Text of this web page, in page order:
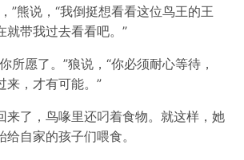
”熊说，“我倒挺想看看这位鸟王的王
就带我过去看看吧。”
所愿了。”狼说，“你必须耐心等待，
来，才有可能。”
来了，鸟喙里还叼着食物。就这样，她
自家的孩子们喂食。